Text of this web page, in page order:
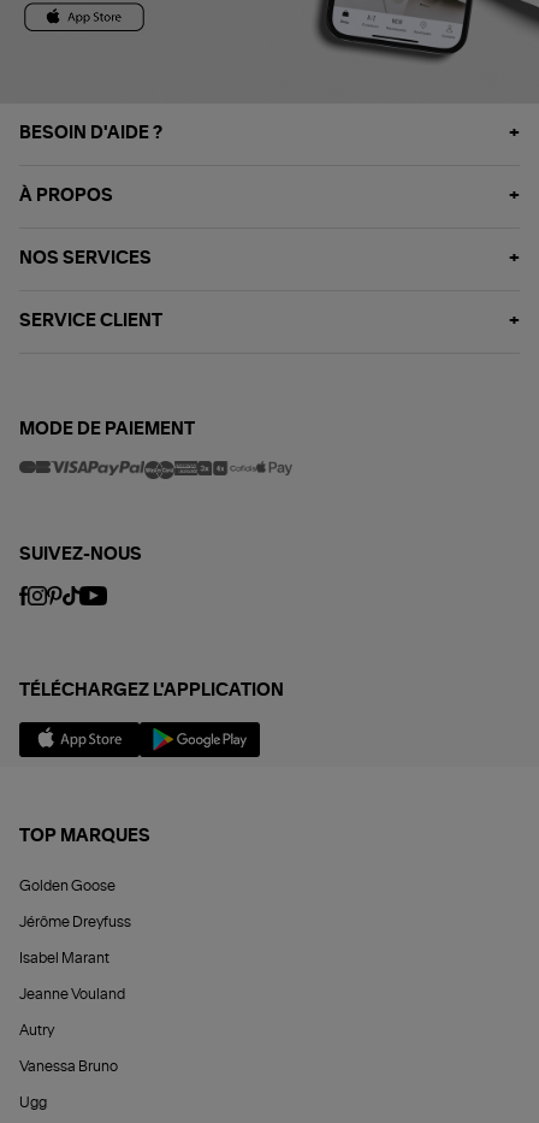
BESOIN D'AIDE ?
À PROPOS
NOS SERVICES
SERVICE CLIENT
MODE DE PAIEMENT
SUIVEZ-NOUS
TÉLÉCHARGEZ L'APPLICATION
TOP MARQUES
Golden Goose
Jérôme Dreyfuss
Isabel Marant
Jeanne Vouland
Autry
Vanessa Bruno
Ugg